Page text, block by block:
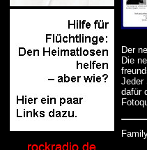
Der
Die
Jeder
dafür